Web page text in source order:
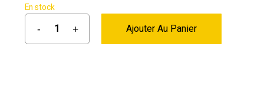
En stock
Ajouter Au Panier